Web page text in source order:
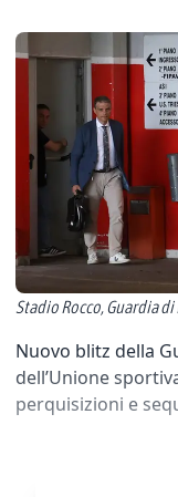
Stadio Rocco, Guardia
Nuovo blitz della
dell’Unione
perquisizioni e